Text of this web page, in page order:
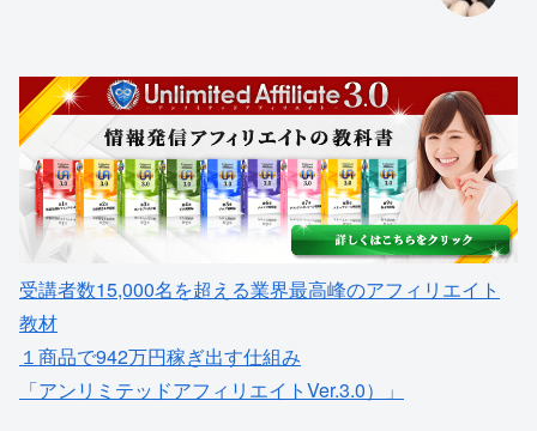
受講者数15,000名を超える業界最高峰のアフィリエイト
教材
１商品で942万円稼ぎ出す仕組み
「アンリミテッドアフィリエイトVer.3.0）」